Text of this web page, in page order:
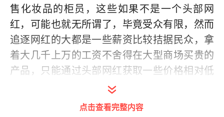
售化妆品的柜员，这些如果不是一个头部网
红，可能也就无所谓了，毕竟受众有限，然而
追逐网红的大都是一些薪资比较拮据民众，拿
着大几千上万的工资不舍得在大型商场买贵的
产品，只能通过头部网红获取一些价格相对低
廉，产品质量稍好的货物，这与网红直播带
货，低价销售获取销量、从商家获取宣传费补
点击查看完整内容